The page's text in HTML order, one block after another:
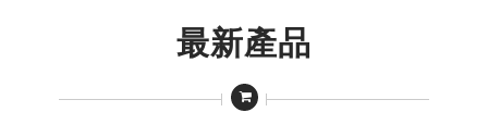
最新產品